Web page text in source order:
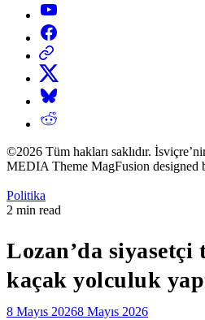
YouTube
Facebook
Threads
X
Bluesky
Reddit
©2026 Tüm hakları saklıdır.
MEDIA Theme MagFusion designed
Posted
in
Politika
Estimated
2 min read
Lozan’da siyasetçi
kaçak yolculuk
8 Mayıs 20268 Mayıs 2026